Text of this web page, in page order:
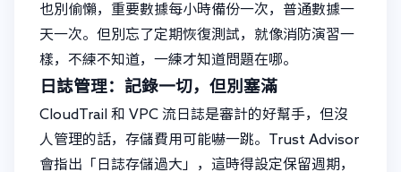
也別偷懶，重要數據每小時備份一次，普通數據一
天一次。但別忘了定期恢復測試，就像消防演習一
樣，不練不知道，一練才知道問題在哪。
日誌管理：記錄一切，但別塞滿
CloudTrail 和 VPC 流日誌是審計的好幫手，但沒
人管理的話，存儲費用可能嚇一跳。Trust Advisor
會指出「日誌存儲過大」，這時得設定保留週期，